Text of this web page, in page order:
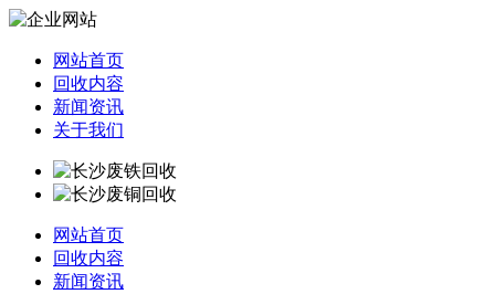
网站首页
回收内容
新闻资讯
关于我们
网站首页
回收内容
新闻资讯